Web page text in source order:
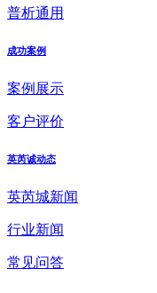
普析通用
成功案例
案例展示
客户评价
英芮诚动态
英芮城新闻
行业新闻
常见问答